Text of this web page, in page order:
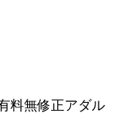
料無修正アダル